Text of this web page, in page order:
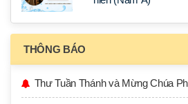
THÔNG BÁO
Thư Tuần Thánh và Mừng Chúa